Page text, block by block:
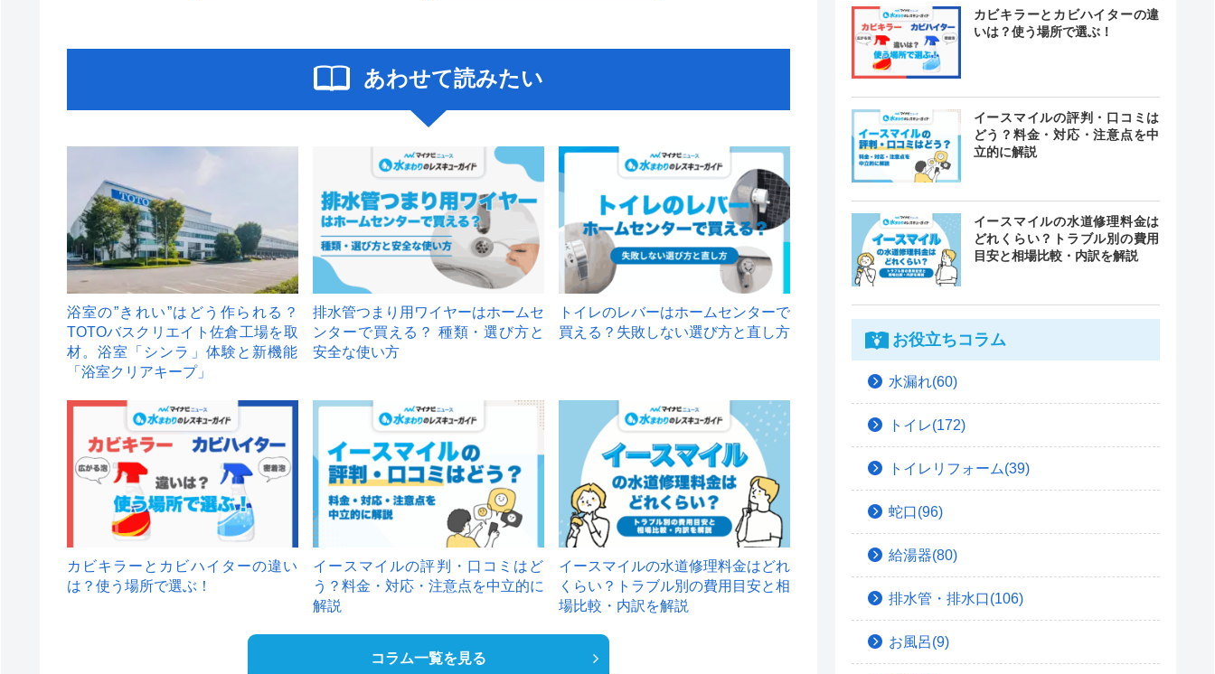
あわせて読みたい
浴室の”きれい”はどう作られる？
TOTOバスクリエイト佐倉工場を取
材。浴室「シンラ」体験と新機能
「浴室クリアキープ」
排水管つまり用ワイヤーはホームセ
ンターで買える？ 種類・選び方と
安全な使い方
トイレのレバーはホームセンターで
買える？失敗しない選び方と直し方
カビキラーとカビハイターの違い
は？使う場所で選ぶ！
イースマイルの評判・口コミはど
う？料金・対応・注意点を中立的に
解説
イースマイルの水道修理料金はどれ
くらい？トラブル別の費用目安と相
場比較・内訳を解説
コラム一覧を見る
カビキラーとカビハイターの違
いは？使う場所で選ぶ！
イースマイルの評判・口コミは
どう？料金・対応・注意点を中
立的に解説
イースマイルの水道修理料金は
どれくらい？トラブル別の費用
目安と相場比較・内訳を解説
お役立ちコラム
水漏れ(60)
トイレ(172)
トイレリフォーム(39)
蛇口(96)
給湯器(80)
排水管・排水口(106)
お風呂(9)